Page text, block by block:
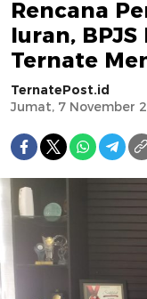
Rencana
Iuran,
Ternate
TernatePost.id
Jumat, 7 November